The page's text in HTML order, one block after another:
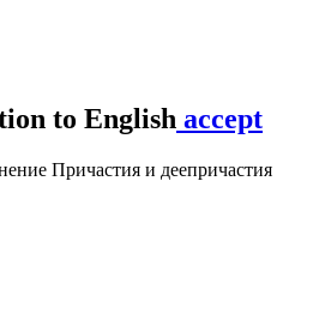
accept
Причастия и деепричастия